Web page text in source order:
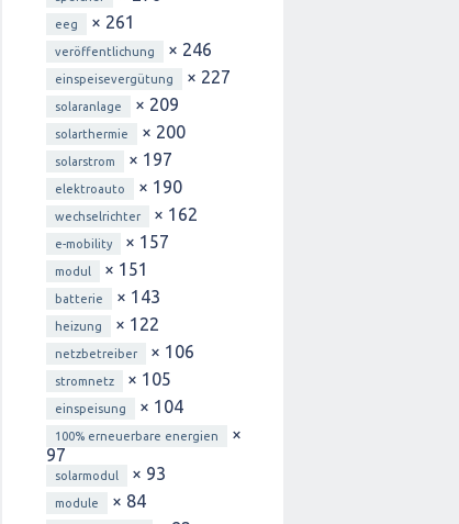
eeg × 261
veröffentlichung × 246
einspeisevergütung × 227
solaranlage × 209
solarthermie × 200
solarstrom × 197
elektroauto × 190
wechselrichter × 162
e-mobility × 157
modul × 151
batterie × 143
heizung × 122
netzbetreiber × 106
stromnetz × 105
einspeisung × 104
100% erneuerbare energien
×
97
solarmodul × 93
module × 84